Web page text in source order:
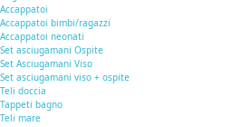
Accappatoi
Accappatoi bimbi/ragazzi
Accappatoi neonati
Set asciugamani Ospite
Set Asciugamani Viso
Set asciugamani viso + ospite
Teli doccia
Tappeti bagno
Teli mare